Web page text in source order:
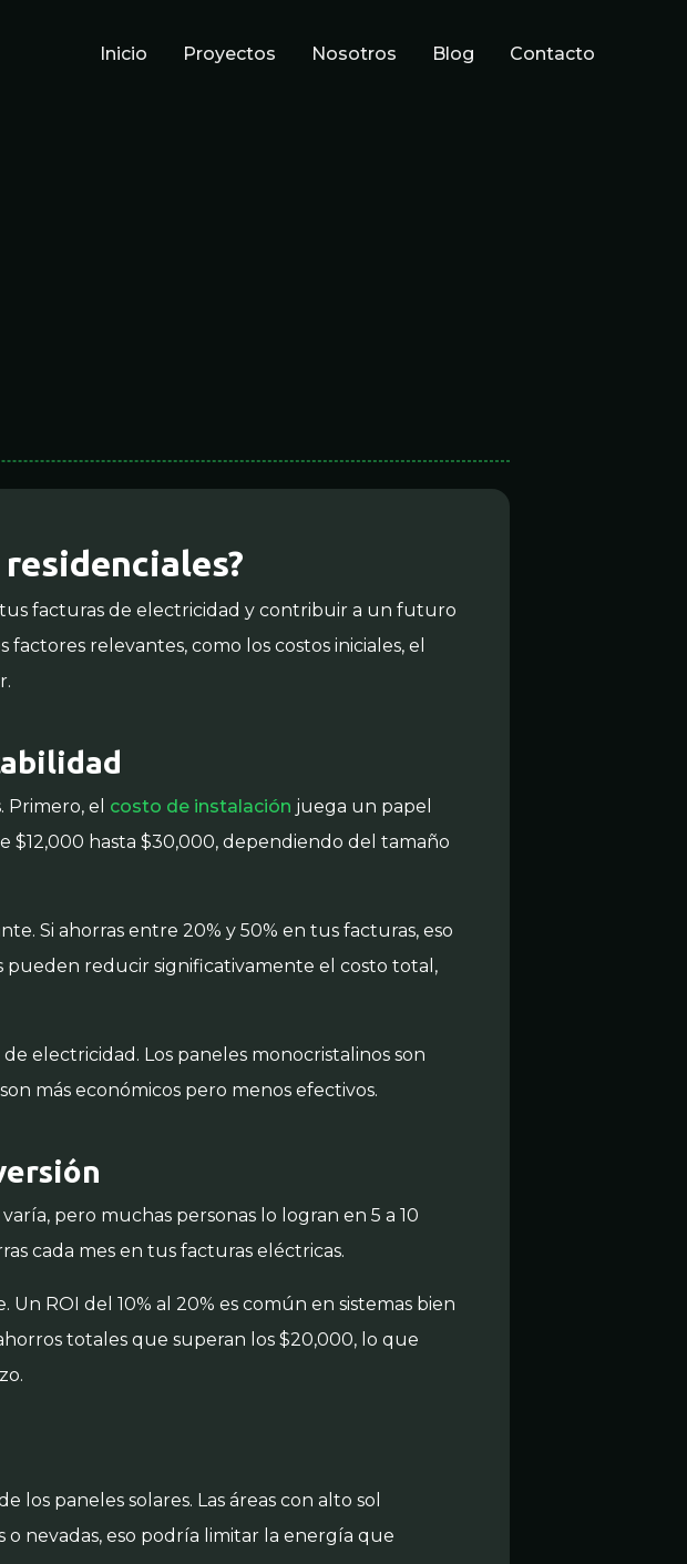
Inicio Proyectos Nosotros Blog Contacto
facturas de electricidad y contribuir a un futuro
relevantes, como los costos iniciales, el
el costo de instalación juega un papel
$12,000 hasta $30,000, dependiendo del tamaño
Si ahorras entre 20% y 50% en tus facturas, eso
pueden reducir significativamente el costo total,
electricidad. Los paneles monocristalinos son
más económicos pero menos efectivos.
pero muchas personas lo logran en 5 a 10
cada mes en tus facturas eléctricas.
ROI del 10% al 20% es común en sistemas bien
totales que superan los $20,000, lo que
paneles solares. Las áreas con alto sol
nevadas, eso podría limitar la energía que